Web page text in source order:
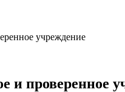
учреждение
и проверенное